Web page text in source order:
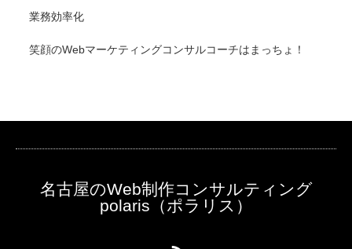
業務効率化
笑顔のWebマーケティングコンサルコーチはまっちょ！
名古屋のWeb制作コンサルティング
polaris（ポラリス）